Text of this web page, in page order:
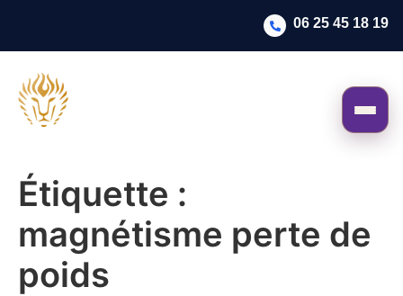
06 25 45 18 19
Étiquette :
magnétisme perte de
poids